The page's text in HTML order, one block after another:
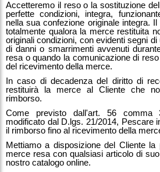
Accetteremo il reso o la sostituzione
perfette condizioni, integra,
nella sua confezione originale integra.
totalmente qualora la merce restituita
originali condizioni, con evidenti segni
di danni o smarrimenti avvenuti
resa o quando la comunicazione di
del ricevimento della merce.
In caso di decadenza del diritto di
restituirà la merce al Cliente che
rimborso.
Come previsto dall'art. 56 comma
modificato dal D.lgs. 21/2014, Pescare
il rimborso fino al ricevimento della
Mettiamo a disposizione del Cliente
merce resa con qualsiasi articolo di
nostro catalogo online.